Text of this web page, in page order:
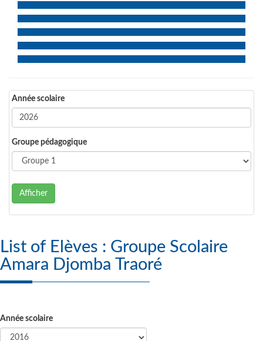
Année scolaire
Groupe pédagogique
Afficher
List of Elèves : Groupe Scolaire
Amara Djomba Traoré
Année scolaire